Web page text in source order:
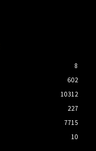
8
602
10312
227
7715
10